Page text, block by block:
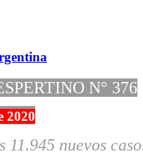
N° 376
2020
nuevos